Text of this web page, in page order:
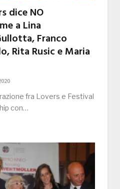
dice NO
a Lina
Franco
Rita Rusic e Maria
fra Lovers e Festival
con…